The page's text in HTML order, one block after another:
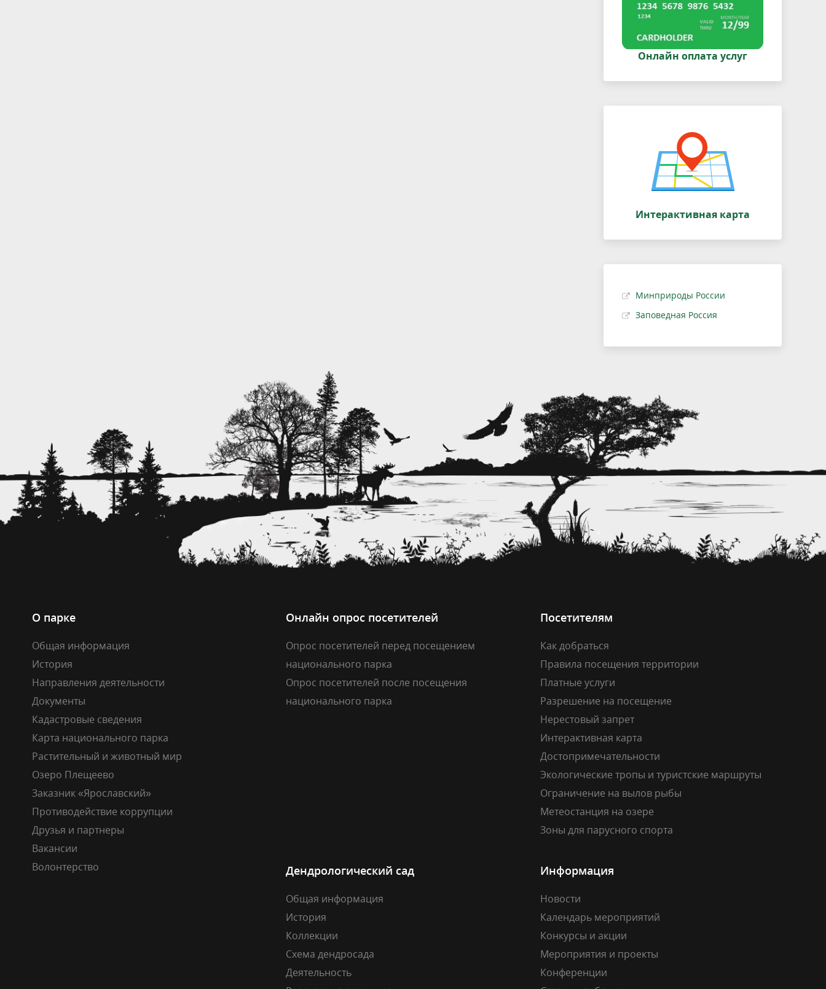
Онлайн оплата услуг
Интерактивная карта
Минприроды России
Заповедная Россия
О парке
Общая информация
История
Направления деятельности
Документы
Кадастровые сведения
Карта национального парка
Растительный и животный мир
Озеро Плещеево
Заказник «Ярославский»
Противодействие коррупции
Друзья и партнеры
Вакансии
Волонтерство
Онлайн опрос посетителей
Опрос посетителей перед посещением
национального парка
Опрос посетителей после посещения
национального парка
Посетителям
Как добраться
Правила посещения территории
Платные услуги
Разрешение на посещение
Нерестовый запрет
Интерактивная карта
Достопримечательности
Экологические тропы и туристские маршруты
Ограничение на вылов рыбы
Метеостанция на озере
Зоны для парусного спорта
Дендрологический сад
Общая информация
История
Коллекции
Схема дендросада
Деятельность
Информация
Новости
Календарь мероприятий
Конкурсы и акции
Мероприятия и проекты
Конференции